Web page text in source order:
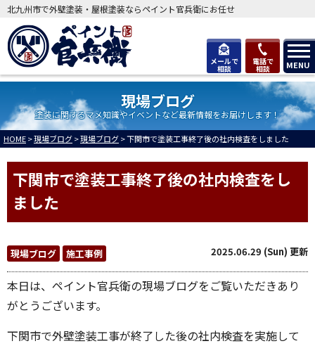
メールで
相談
電話で
相談 MENU
北九州市で外壁塗装・屋根塗装ならペイント官兵衛にお任せ
現場ブログ
塗装に関するマメ知識やイベントなど最新情報をお届けします！
HOME>現場ブログ>現場ブログ>下関市で塗装工事終了後の社内検査をしました
下関市で塗装工事終了後の社内検査をし
ました
現場ブログ 施工事例 2025.06.29 (Sun) 更新
本日は、ペイント官兵衛の現場ブログをご覧いただきあり
がとうございます。
下関市で外壁塗装工事が終了した後の社内検査を実施して